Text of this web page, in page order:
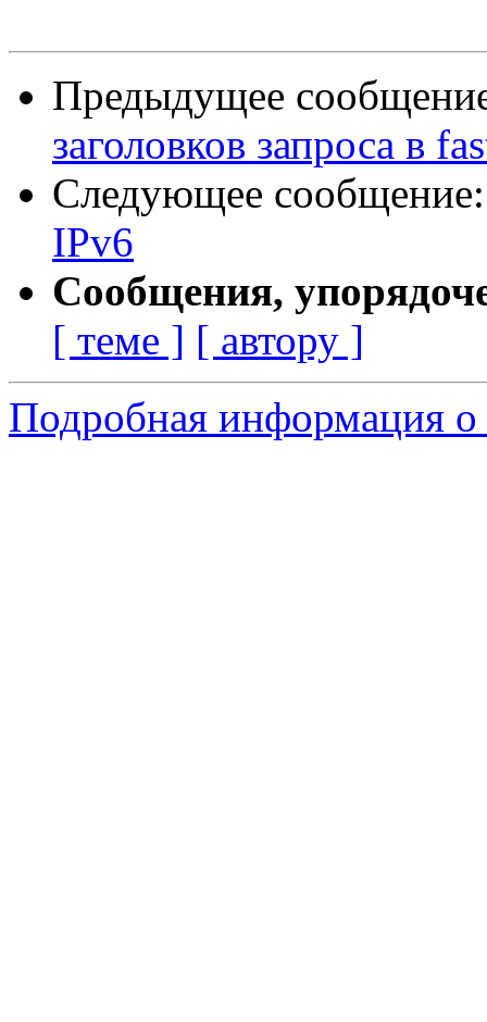
Предыдущее
заголовков запроса в
Следующее
IPv6
Сообщения,
[ теме ] [ автору ]
Подробная информация